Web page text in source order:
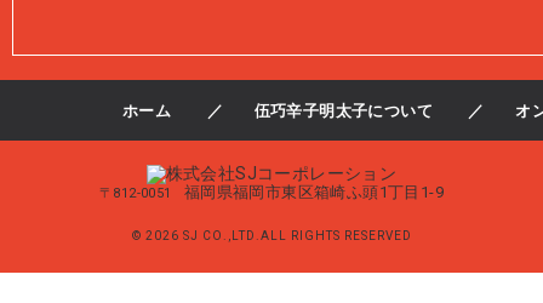
ホーム 伍巧辛子明太子について オ
〒812-0051 福岡県福岡市東区箱崎ふ頭1丁目1-9
© 2026 SJ CO.,LTD.ALL RIGHTS RESERVED